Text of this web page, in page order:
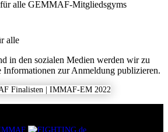
alle GEMMAF-Mitgliedsgyms
alle
in den sozialen Medien werden wir zu
Informationen zur Anmeldung publizieren.